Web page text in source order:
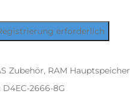
erforderlich
Zubehör, RAM Hauptspeicher
D4EC-2666-8G